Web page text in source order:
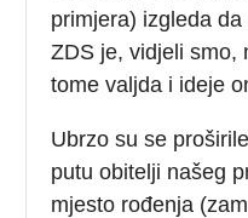
primjera) izgleda
ZDS je, vidjeli smo,
tome valjda i ideje
Ubrzo su se
putu obitelji našeg
mjesto rođenja